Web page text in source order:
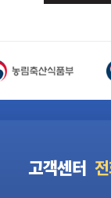
고객센터